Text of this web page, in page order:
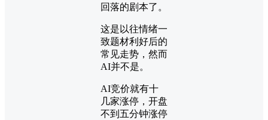
回落的剧本了。
这是以往情绪一
致题材利好后的
常见走势，然而
AI并不是。
AI竞价就有十
几家涨停，开盘
不到五分钟涨停